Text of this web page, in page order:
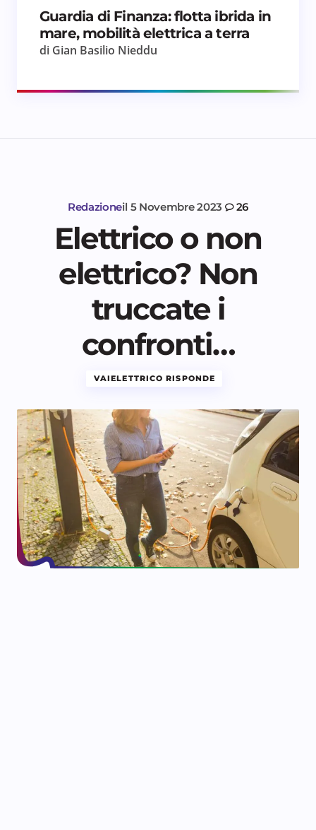
Guardia di Finanza: flotta ibrida in
mare, mobilità elettrica a terra
di Gian Basilio Nieddu
Redazioneil 5 Novembre 2023 26
Elettrico o non
elettrico? Non
truccate i
confronti…
VAIELETTRICO RISPONDE